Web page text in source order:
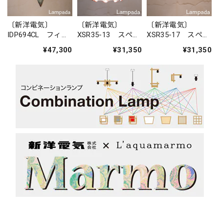
〔新洋電気〕
IDP694CL フィリ
ダントライト¥47,300
〔新洋電気〕
XSR35-13 スペイ
¥31,350
〔新洋電気〕
XSR35-17 スペイ
¥31,350